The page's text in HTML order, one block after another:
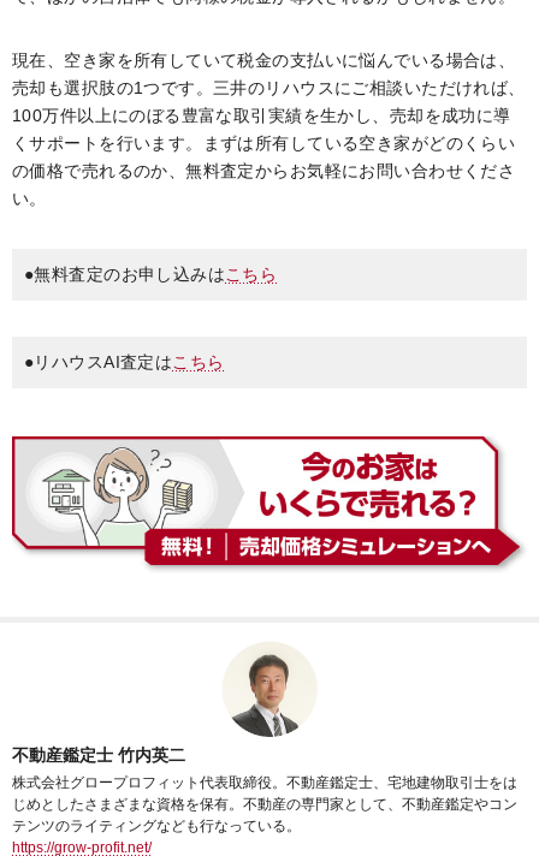
現在、空き家を所有していて税金の支払いに悩んでいる場合は、
売却も選択肢の1つです。三井のリハウスにご相談いただければ、
100万件以上にのぼる豊富な取引実績を生かし、売却を成功に導
くサポートを行います。まずは所有している空き家がどのくらい
の価格で売れるのか、無料査定からお気軽にお問い合わせくださ
い。
●無料査定のお申し込みはこちら
●リハウスAI査定はこちら
不動産鑑定士 竹内英二
株式会社グロープロフィット代表取締役。不動産鑑定士、宅地建物取引士をは
じめとしたさまざまな資格を保有。不動産の専門家として、不動産鑑定やコン
テンツのライティングなども行なっている。
https://grow-profit.net/